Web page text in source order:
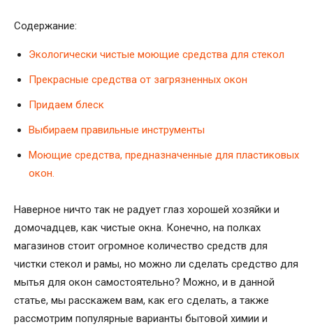
Содержание:
Экологически чистые моющие средства для стекол
Прекрасные средства от загрязненных окон
Придаем блеск
Выбираем правильные инструменты
Моющие средства, предназначенные для пластиковых
окон.
Наверное ничто так не радует глаз хорошей хозяйки и
домочадцев, как чистые окна. Конечно, на полках
магазинов стоит огромное количество средств для
чистки стекол и рамы, но можно ли сделать средство для
мытья для окон самостоятельно? Можно, и в данной
статье, мы расскажем вам, как его сделать, а также
рассмотрим популярные варианты бытовой химии и